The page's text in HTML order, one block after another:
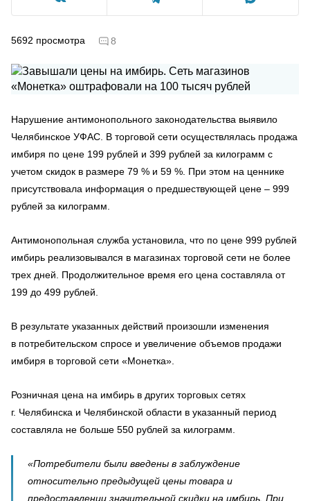
5692 просмотра 8
Нарушение антимонопольного законодательства выявило
Челябинское УФАС. В торговой сети осуществлялась продажа
имбиря по цене 199 рублей и 399 рублей за килограмм с
учетом скидок в размере 79 % и 59 %. При этом на ценнике
присутствовала информация о предшествующей цене – 999
рублей за килограмм.
Антимонопольная служба установила, что по цене 999 рублей
имбирь реализовывался в магазинах торговой сети не более
трех дней. Продолжительное время его цена составляла от
199 до 499 рублей.
В результате указанных действий произошли изменения
в потребительском спросе и увеличение объемов продажи
имбиря в торговой сети «Монетка».
Розничная цена на имбирь в других торговых сетях
г. Челябинска и Челябинской области в указанный период
составляла не больше 550 рублей за килограмм.
«Потребители были введены в заблуждение
относительно предыдущей цены товара и
предоставлении значительной скидки на имбирь. При